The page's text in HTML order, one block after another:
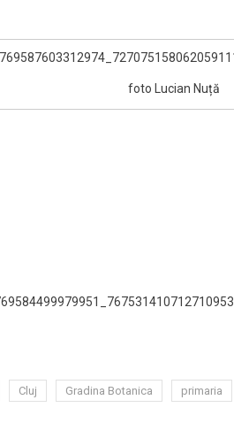
foto Lucian Nuță
Cluj Gradina Botanica primaria